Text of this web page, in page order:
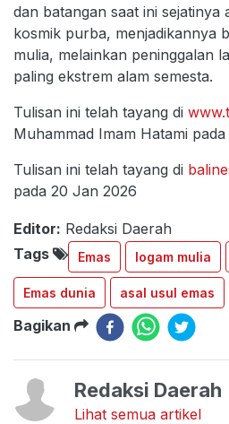
dan batangan saat ini sejatinya
kosmik purba, menjadikannya
mulia, melainkan peninggalan
paling ekstrem alam semesta.
Tulisan ini telah tayang di
Muhammad Imam Hatami
Tulisan ini telah tayang di
pada 20 Jan 2026
Editor: Redaksi Daerah
Tags
Emas logam mulia
Emas dunia asal usul emas
Bagikan
Redaksi Daerah
Lihat semua artikel